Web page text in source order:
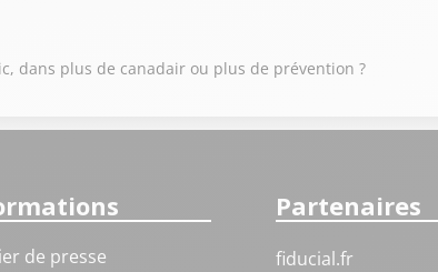
dans plus de canadair ou plus de prévention ?
de presse
Partenaires
fiducial.fr